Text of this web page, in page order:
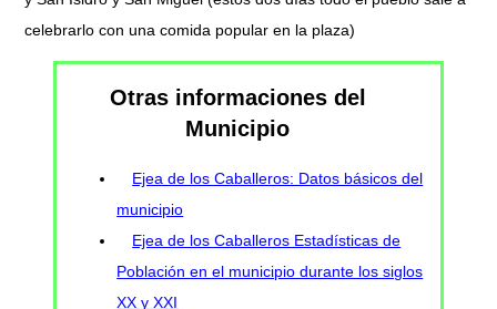
celebrarlo con una comida popular en la plaza)
Otras informaciones del
Municipio
Ejea de los Caballeros: Datos básicos del
municipio
Ejea de los Caballeros Estadísticas de
Población en el municipio durante los siglos
XX y XXI